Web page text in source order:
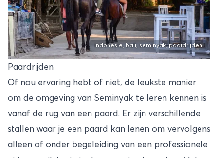
indonesie, bali, seminyak, paardrijden
Paardrijden
Of nou ervaring hebt of niet, de leukste manier
om de omgeving van Seminyak te leren kennen is
vanaf de rug van een paard. Er zijn verschillende
stallen waar je een paard kan lenen om vervolgens
alleen of onder begeleiding van een professionele